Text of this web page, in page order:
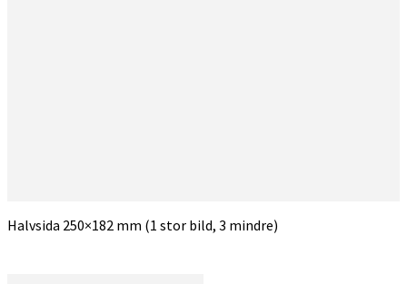
Halvsida 250×182 mm (1 stor bild, 3 mindre)